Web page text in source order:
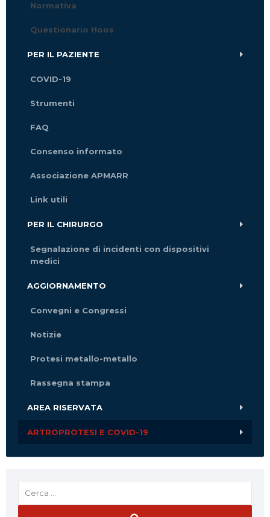
Normativa
Questionario Hoos
PER IL PAZIENTE
COVID-19
Strumenti
FAQ
Consenso informato
Associazione APMARR
Link utili
PER IL CHIRURGO
Segnalazione di incidenti con dispositivi
medici
AGGIORNAMENTO
Convegni e Congressi
Notizie
Protesi metallo-metallo
Rassegna stampa
AREA RISERVATA
ARTROPROTESI E COVID-19